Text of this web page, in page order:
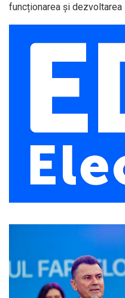
funcționarea și dezvoltarea